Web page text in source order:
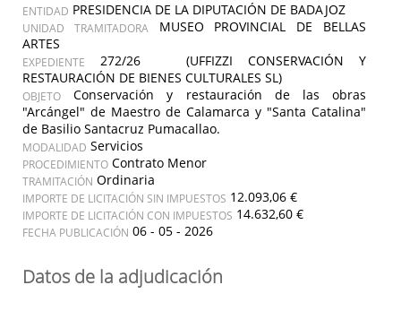
ENTIDAD PRESIDENCIA DE LA DIPUTACIÓN DE BADAJOZ
UNIDAD TRAMITADORA
MUSEO PROVINCIAL DE BELLAS
ARTES
EXPEDIENTE
272/26 (UFFIZZI CONSERVACIÓN Y
RESTAURACIÓN DE BIENES CULTURALES SL)
OBJETO
Conservación y restauración de las obras
"Arcángel" de Maestro de Calamarca y "Santa Catalina"
de Basilio Santacruz Pumacallao.
MODALIDAD Servicios
PROCEDIMIENTO Contrato Menor
TRAMITACIÓN Ordinaria
IMPORTE DE LICITACIÓN SIN IMPUESTOS 12.093,06 €
IMPORTE DE LICITACIÓN CON IMPUESTOS 14.632,60 €
FECHA PUBLICACIÓN 06 - 05 - 2026
Datos de la adjudicación